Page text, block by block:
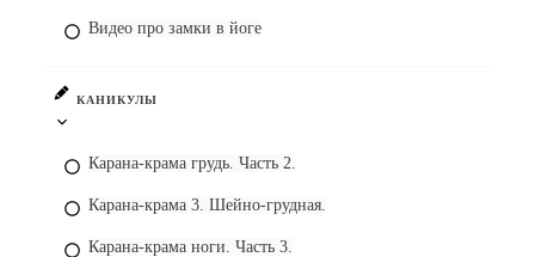
Видео про замки в йоге
КАНИКУЛЫ
Карана-крама грудь. Часть 2.
Карана-крама 3. Шейно-грудная.
Карана-крама ноги. Часть 3.